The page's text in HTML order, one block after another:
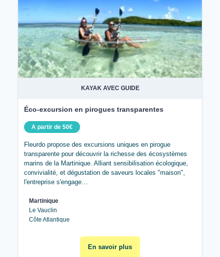
KAYAK AVEC GUIDE
Éco-excursion en pirogues transparentes
A partir de 50€
Fleurdo propose des excursions uniques en pirogue
transparente pour découvrir la richesse des écosystèmes
marins de la Martinique. Alliant sensibilisation écologique,
convivialité, et dégustation de saveurs locales "maison",
l'entreprise s'engage…
Martinique
Le Vauclin
Côte Atlantique
En savoir plus